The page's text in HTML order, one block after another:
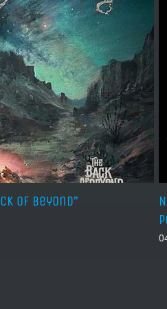
Of Beyond”